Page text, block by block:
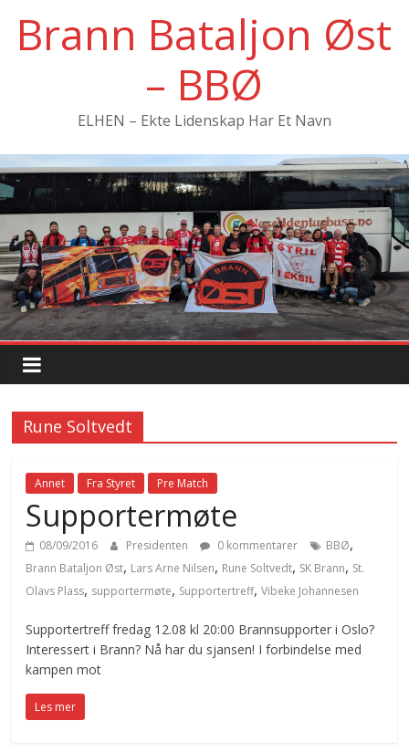
innholdet
Brann Bataljon Øst
– BBØ
ELHEN – Ekte Lidenskap Har Et Navn
Rune Soltvedt
Annet Fra Styret Pre Match
Supportermøte
08/09/2016 Presidenten 0 kommentarer BBØ,
Brann Bataljon Øst, Lars Arne Nilsen, Rune Soltvedt, SK Brann, St.
Olavs Plass, supportermøte, Supportertreff,Vibeke Johannesen
Supportertreff fredag 12.08 kl 20:00 Brannsupporter i Oslo?
Interessert i Brann? Nå har du sjansen! I forbindelse med
kampen mot
Les mer